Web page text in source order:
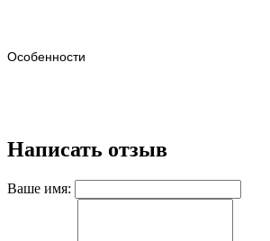
Особенности
Написать отзыв
Ваше имя: